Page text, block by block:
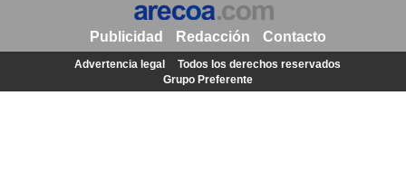
Publicidad Redacción Contacto
Advertencia legal
Todos los derechos reservados
Grupo Preferente